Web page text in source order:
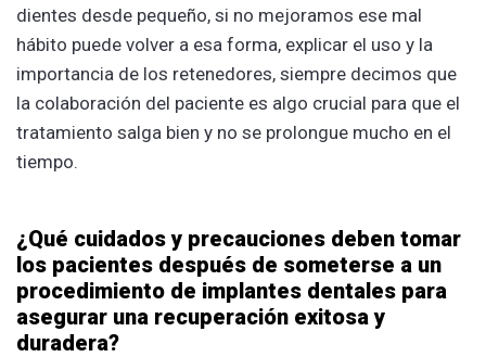
dientes desde pequeño, si no mejoramos ese mal
hábito puede volver a esa forma, explicar el uso y la
importancia de los retenedores, siempre decimos que
la colaboración del paciente es algo crucial para que el
tratamiento salga bien y no se prolongue mucho en el
tiempo.
¿Qué cuidados y precauciones deben tomar
los pacientes después de someterse a un
procedimiento de implantes dentales para
asegurar una recuperación exitosa y
duradera?